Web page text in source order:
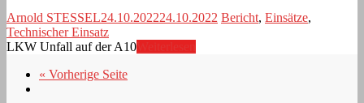
Arnold STESSEL24.10.202224.10.2022 Bericht, Einsätze,
Technischer Einsatz
LKW Unfall auf der A10
« Vorherige Seite